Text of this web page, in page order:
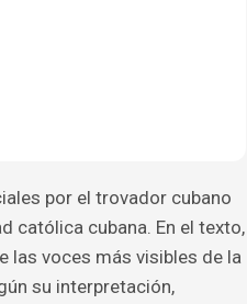
por el trovador cubano
católica cubana. En el texto,
las voces más visibles de la
su interpretación,